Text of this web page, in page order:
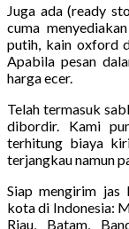
Juga ada (ready
cuma
putih, kain oxford
Apabila pesan
harga ecer.
Telah termasuk
dibordir. Kami
terhitung biaya
terjangkau namun
Siap mengirim jas
kota di Indonesia:
Riau, Batam,